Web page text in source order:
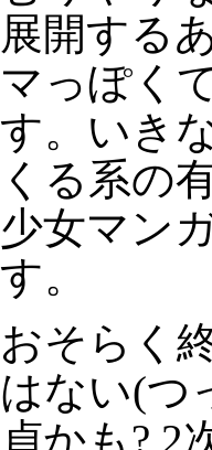
展開する
マっぽく
す。いき
くる系の
少女マン
す。
おそらく
はない(つ
貞かも? 2